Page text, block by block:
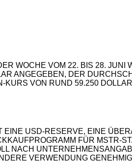
WOCHE VOM 22. BIS 28. JUNI
ANGEGEBEN, DER
KURS VON RUND 59.250
EINE USD-RESERVE, EINE
FÜR MSTR-
NACH
VERWENDUNG